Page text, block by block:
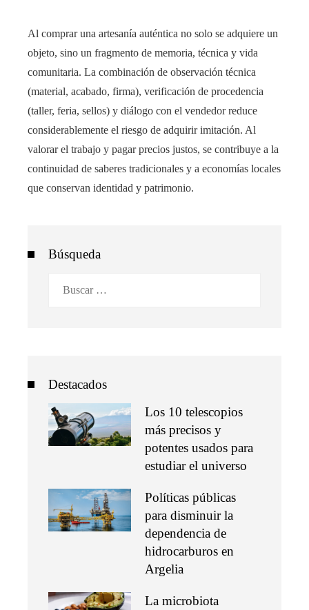
Al comprar una artesanía auténtica no solo se adquiere un
objeto, sino un fragmento de memoria, técnica y vida
comunitaria. La combinación de observación técnica
(material, acabado, firma), verificación de procedencia
(taller, feria, sellos) y diálogo con el vendedor reduce
considerablemente el riesgo de adquirir imitación. Al
valorar el trabajo y pagar precios justos, se contribuye a la
continuidad de saberes tradicionales y a economías locales
que conservan identidad y patrimonio.
Búsqueda
Destacados
Los 10 telescopios
más precisos y
potentes usados para
estudiar el universo
Políticas públicas
para disminuir la
dependencia de
hidrocarburos en
Argelia
La microbiota